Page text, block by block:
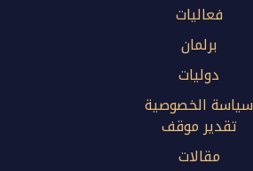
فعاليات
برلمان
دوليات
سياسة الخصوصية
تقدير موقف
مقالات